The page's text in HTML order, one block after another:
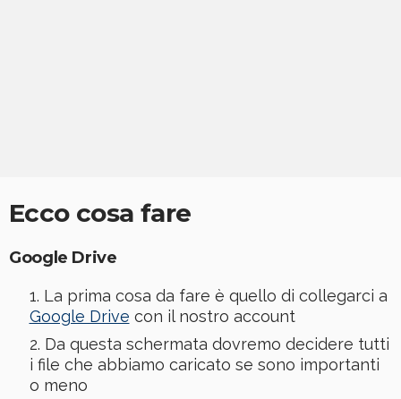
Ecco cosa fare
Google Drive
La prima cosa da fare è quello di collegarci a
Google Drive con il nostro account
Da questa schermata dovremo decidere tutti
i file che abbiamo caricato se sono importanti
o meno